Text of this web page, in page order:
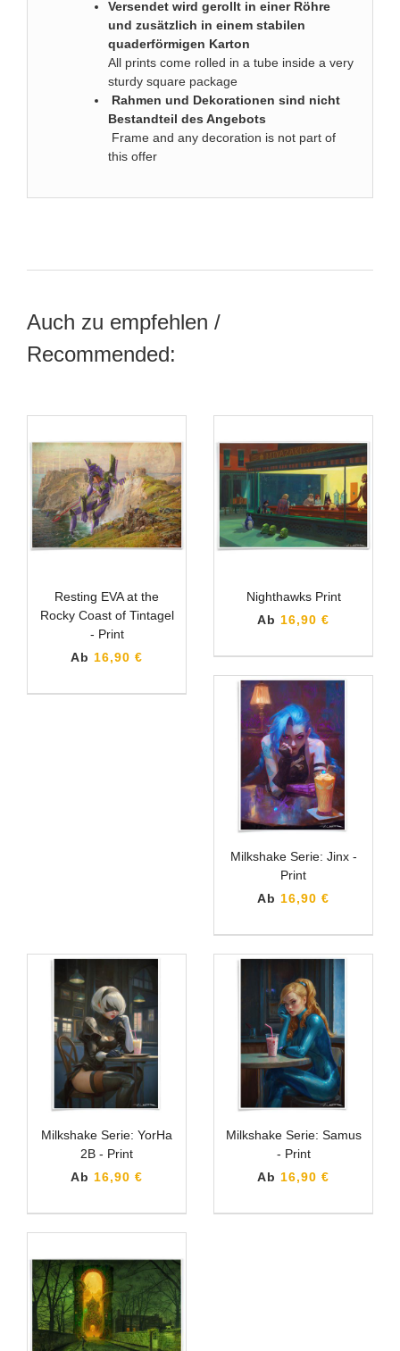
Versendet wird gerollt in einer Röhre
und zusätzlich in einem stabilen
quaderförmigen Karton
All prints come rolled in a tube inside a very
sturdy square package
Rahmen und Dekorationen sind nicht
Bestandteil des Angebots
Frame and any decoration is not part of
this offer
Auch zu empfehlen /
Recommended:
Resting EVA at the
Rocky Coast of Tintagel
- Print
Ab 16,90 €
Nighthawks Print
Ab 16,90 €
Milkshake Serie: Jinx -
Print
Ab 16,90 €
Milkshake Serie: YorHa
2B - Print
Ab 16,90 €
Milkshake Serie: Samus
- Print
Ab 16,90 €